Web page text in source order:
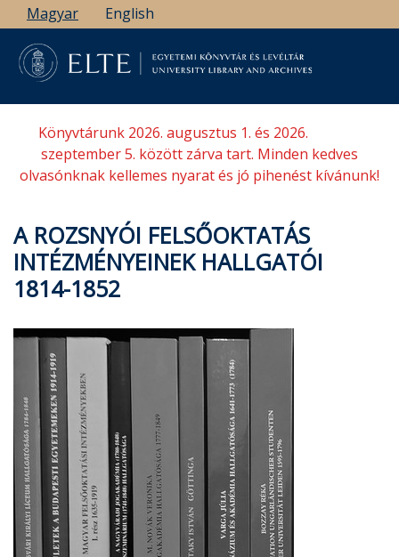
Ugrás
a
tartalomra
Magyar English
Könyvtárunk 2026. augusztus 1. és 2026.
szeptember 5. között zárva tart. Minden kedves
olvasónknak kellemes nyarat és jó pihenést kívánunk!
A ROZSNYÓI FELSŐOKTATÁS
INTÉZMÉNYEINEK HALLGATÓI
1814-1852